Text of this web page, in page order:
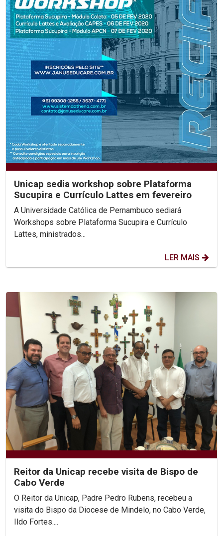
Unicap sedia workshop sobre Plataforma
Sucupira e Currículo Lattes em fevereiro
A Universidade Católica de Pernambuco sediará
Workshops sobre Plataforma Sucupira e Currículo
Lattes, ministrados...
LER MAIS
Reitor da Unicap recebe visita de Bispo de
Cabo Verde
O Reitor da Unicap, Padre Pedro Rubens, recebeu a
visita do Bispo da Diocese de Mindelo, no Cabo Verde,
Ildo Fortes....